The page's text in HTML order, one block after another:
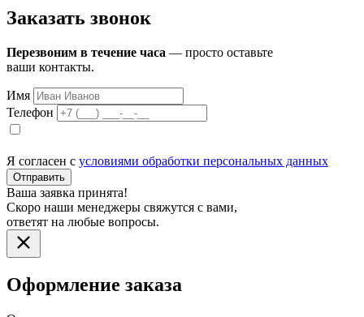
Заказать звонок
Перезвоним в течение часа — просто оставьте
ваши контакты.
Имя
Телефон
Я согласен с условиями обработки персональных данных
Отправить
Ваша заявка принята!
Скоро наши менеджеры свяжутся с вами,
ответят на любые вопросы.
Оформление заказа